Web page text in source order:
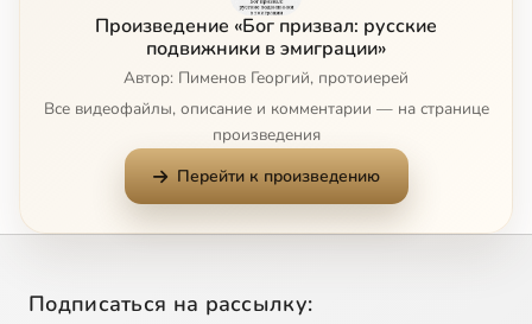
Произведение «Бог призвал: русские
подвижники в эмиграции»
Автор: Пименов Георгий, протоиерей
Все видеофайлы, описание и комментарии — на странице
произведения
Перейти к произведению
Подписаться на рассылку: